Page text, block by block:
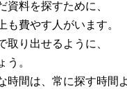
資料を探すために、
も費やす人がいます。
取り出せるように、
う。
時間は、常に探す時間